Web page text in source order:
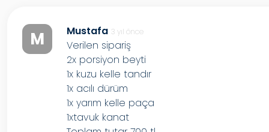
M Mustafa 3 yıl önce
Verilen sipariş
2x porsiyon beyti
1x kuzu kelle tandır
1x acılı dürüm
1x yarım kelle paça
1xtavuk kanat